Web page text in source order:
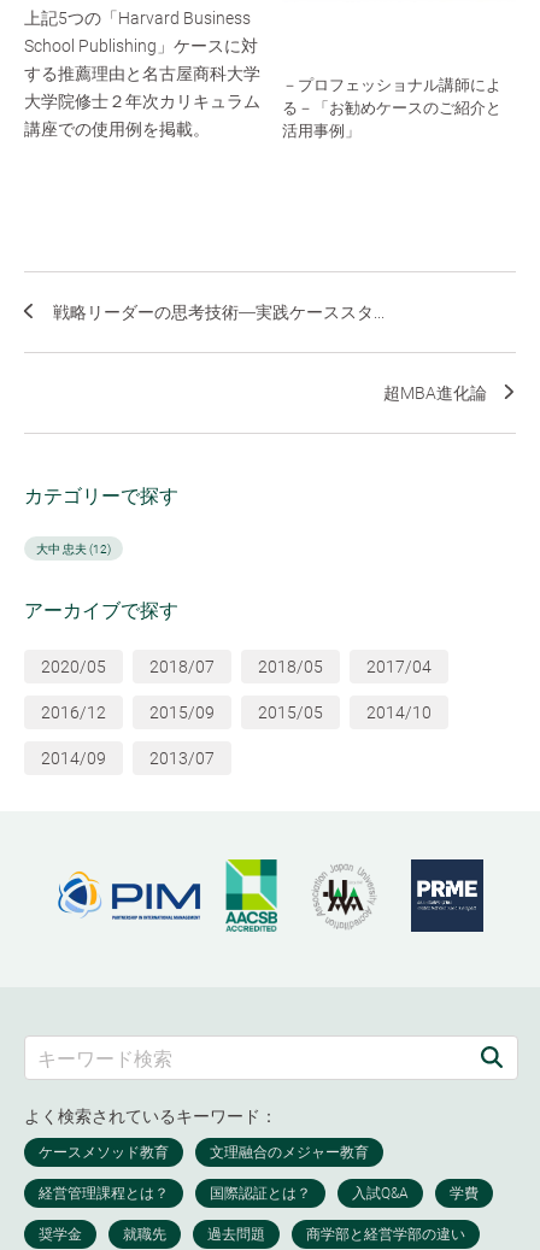
－プロフェッショナル講師によ
る－「お勧めケースのご紹介と
活用事例」
上記5つの「Harvard Business
School Publishing」ケースに対
する推薦理由と名古屋商科大学
大学院修士２年次カリキュラム
講座での使用例を掲載。
戦略リーダーの思考技術―実践ケーススタ...
超MBA進化論
カテゴリーで探す
大中 忠夫 (12)
アーカイブで探す
2020/05 2018/07 2018/05 2017/04
2016/12 2015/09 2015/05 2014/10
2014/09 2013/07
よく検索されているキーワード：